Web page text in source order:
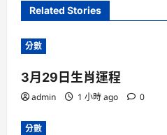
Related Stories
分數
3月29日生肖運程
admin 1 小時 ago 0
分數